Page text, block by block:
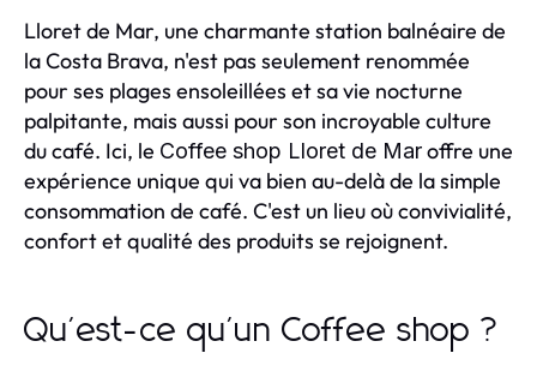
Lloret de Mar, une charmante station balnéaire de
la Costa Brava, n'est pas seulement renommée
pour ses plages ensoleillées et sa vie nocturne
palpitante, mais aussi pour son incroyable culture
du café. Ici, le Coffee shop Lloret de Maroffre une
expérience unique qui va bien au-delà de la simple
consommation de café. C'est un lieu où convivialité,
confort et qualité des produits se rejoignent.
Qu'est-ce qu'un Coffee shop ?